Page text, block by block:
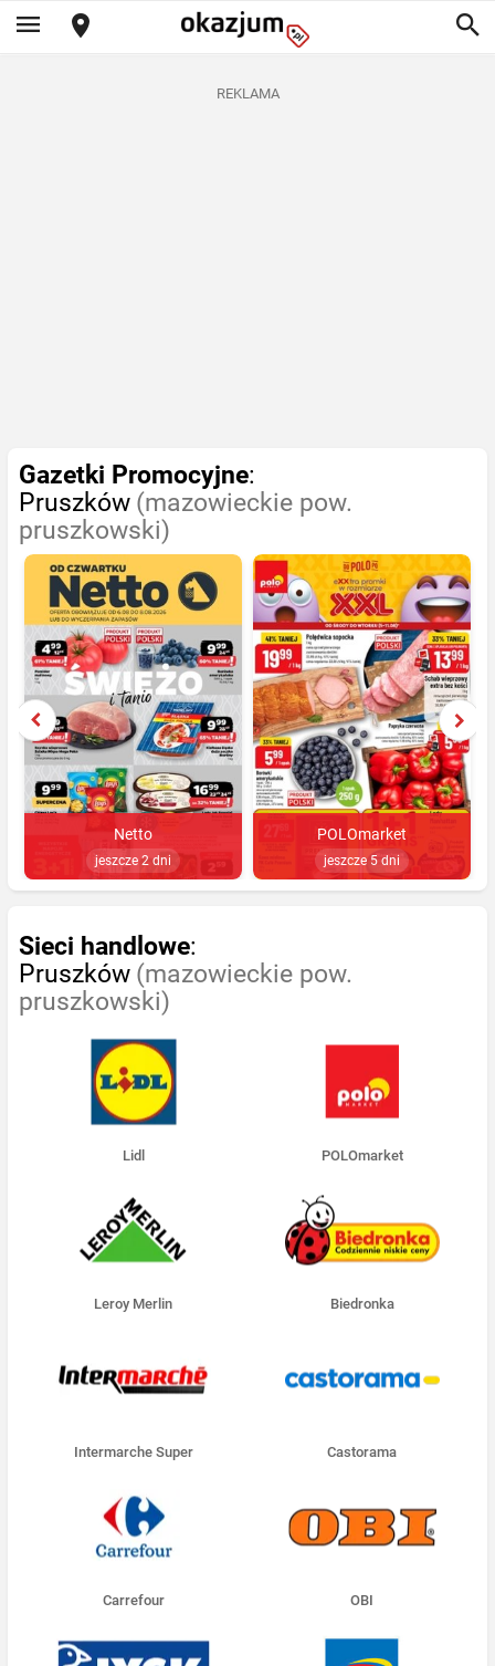
REKLAMA
Gazetki Promocyjne:
Pruszków (mazowieckie pow.
pruszkowski)
Netto
jeszcze 2 dni
POLOmarket
jeszcze 5 dni
Sieci handlowe:
Pruszków (mazowieckie pow.
pruszkowski)
Lidl POLOmarket
Leroy Merlin Biedronka
Intermarche Super Castorama
Carrefour OBI